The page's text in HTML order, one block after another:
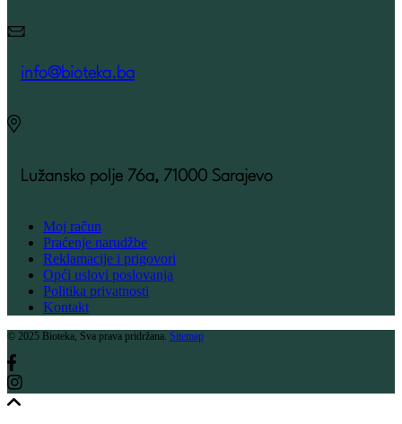
info@bioteka.ba
Lužansko polje 76a, 71000 Sarajevo
Moj račun
Praćenje narudžbe
Reklamacije i prigovori
Opći uslovi poslovanja
Politika privatnosti
Kontakt
© 2025 Bioteka, Sva prava pridržana. Sitemap